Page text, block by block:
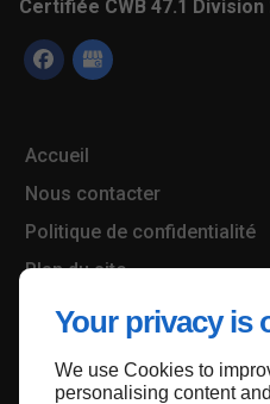
Your privacy is
We use Cookies to
personalising content
Certifiée CWB 47.1
Accueil
Nous contacter
Politique de confidentialité
Plan du site
Haut